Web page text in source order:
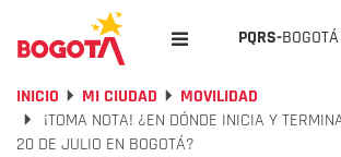
PQRS-
INICIO MI CIUDAD
MOVILIDAD
¡TOMA NOTA! ¿EN DÓNDE INICIA Y
20 DE JULIO EN BOGOTÁ?